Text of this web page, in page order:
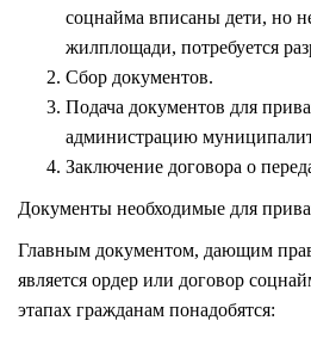
соцнайма вписаны дети, но
жилплощади, потребуется
Сбор документов.
Подача документов для
администрацию
Заключение договора о
Документы необходимые для
Главным документом, дающим
является ордер или договор
этапах гражданам понадобятся: